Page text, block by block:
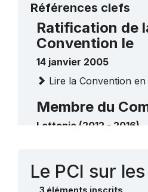
L’espace culturel des Suiti
____
Références clefs
Ratification de
Convention le
14 janvier 2005
Lire la Convention en
Membre du
Lettonie (2012 - 2016)
Le PCI sur
3 éléments inscrits